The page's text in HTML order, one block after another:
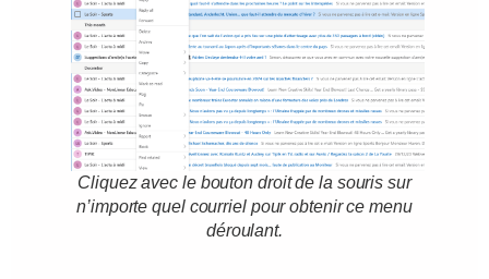
Cliquez avec le bouton droit de la souris sur
n’importe quel courriel pour obtenir ce menu
déroulant.